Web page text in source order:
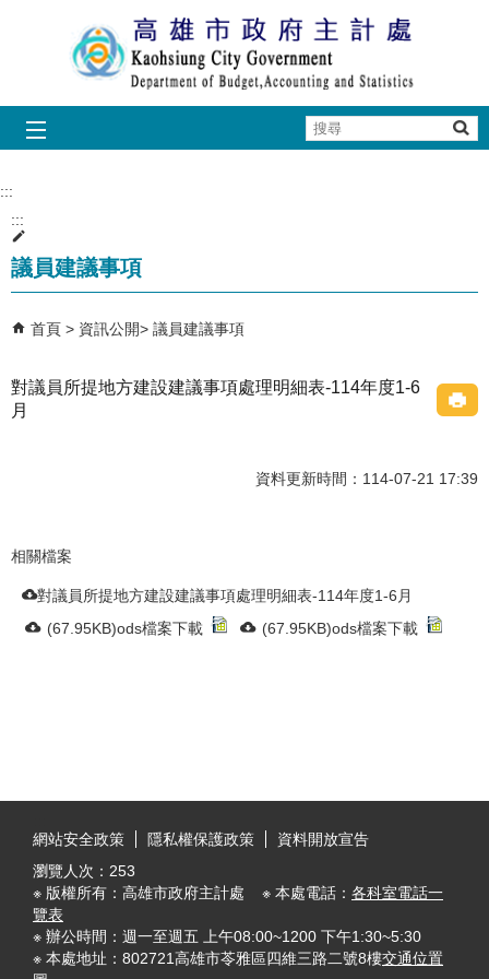
搜
尋
:::
:::
議員建議事項
首頁 資訊公開 議員建議事項
對議員所提地方建設建議事項處理明細表-114年度1-6
月
資料更新時間：114-07-21 17:39
相關檔案
對議員所提地方建設建議事項處理明細表-114年度1-6月
(67.95KB)ods檔案下載
(67.95KB)ods檔案下載
網站安全政策
隱私權保護政策
資料開放宣告
瀏覽人次： 253
※ 版權所有：高雄市政府主計處 ※ 本處電話： 各科室電話一
覽表
※ 辦公時間：週一至週五 上午08:00~1200 下午1:30~5:30
※ 本處地址：802721高雄市苓雅區四維三路二號8樓交通位置